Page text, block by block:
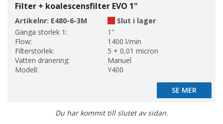
Filter + koalescensfilter EVO 1"
Artikelnr: E480-6-3M
Slut i lager
Gänga storlek 1:
1"
Flow:
1400 l/min
Filterstorlek:
5 + 0,01 micron
Vatten dränering:
Manuel
Modell:
Y400
SE MER
SE MER
Du har kommit till slutet av sidan.